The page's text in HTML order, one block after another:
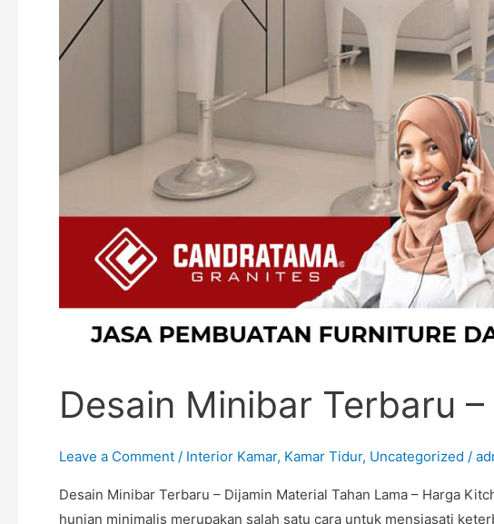
Desain Minibar Terbaru
Leave a Comment / Interior Kamar, Kamar Tidur, Uncategorized /
Desain Minibar Terbaru – Dijamin Material Tahan Lama – Harga
hunian minimalis merupakan salah satu cara untuk mensiasati